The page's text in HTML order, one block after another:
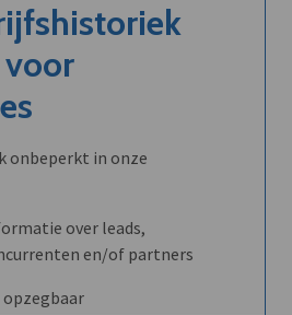
voor
onbeperkt in onze
over leads,
en/of partners
opzegbaar